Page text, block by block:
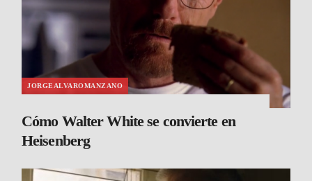
JORGEALVAROMANZANO
Cómo Walter White se convierte en
Heisenberg